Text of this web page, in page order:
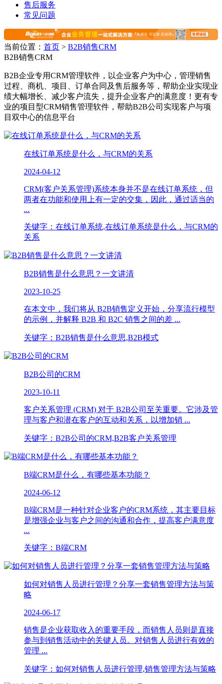
售后服务
常见问题
当前位置： 首页 > B2B销售CRM
B2B销售CRM
B2B企业专用CRM管理软件，以企业客户为中心，管理销售
过程、商机、项目、订单合同及售后服务等，帮助企业实现业
绩大幅增长、减少客户流失，提升企业客户的满意度！更有专
业的项目型CRM销售管理软件，帮助B2B公司实现客户与项
目双中心的信息平台
在线订单系统是什么，与CRM的关系
2024-04-12
CRM(客户关系管理)系统本身并不是在线订单系统，但
两者在功能和使用上有一定的交集，因此，通过适当的
...
关键字：在线订单系统,在线订单系统是什么，与CRM的
关系
B2B销售是什么意思？一文讲清
2023-10-25
在本文中，我们将从 B2B销售定义开始，分享流行模型
的示例，并解释 B2B 和 B2C 销售之间的差 ...
关键字：B2B销售是什么意思,B2B模式
B2B公司的CRM
2023-10-11
客户关系管理 (CRM) 对于 B2B公司至关重要。它涉及管
理与客户和潜在客户的互动和关系，以增加销 ...
关键字：B2B公司的CRM,B2B客户关系管理
B端CRM是什么，有哪些基本功能？
2024-06-12
B端CRM是一种针对企业客户的CRM系统，其主要目标
是增强企业与客户之间的沟通和合作，提高客户满意度
...
关键字：B端CRM
如何对销售人员进行管理？分享一套销售管理方法与策
略
2024-06-17
销售是企业获取收入的重要手段，而销售人员则是直接
参与到销售活动中的关键人员。对销售人员进行有效的
管理 ...
关键字：如何对销售人员进行管理,销售管理方法与策略